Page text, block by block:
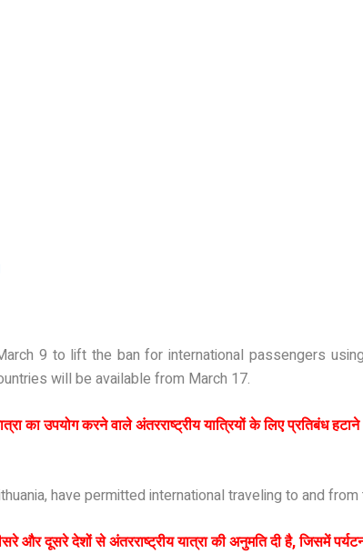
9 to lift the ban for international passengers
will be available from March 17.
का उपयोग करने वाले अंतरराष्ट्रीय यात्रियों के लिए
have permitted international traveling to and
और दूसरे देशों से अंतरराष्ट्रीय यात्रा की अनुमति दी है, जिसमें